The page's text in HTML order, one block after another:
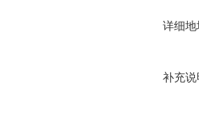
详细地
补充说